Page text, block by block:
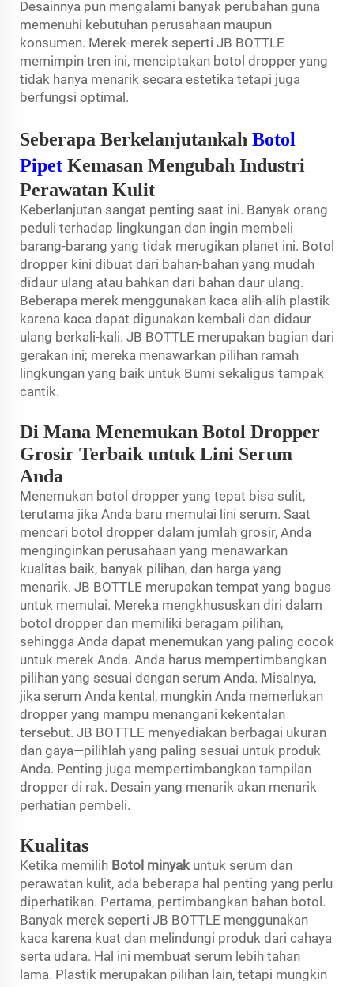
Desainnya pun mengalami banyak perubahan guna
memenuhi kebutuhan perusahaan maupun
konsumen. Merek-merek seperti JB BOTTLE
memimpin tren ini, menciptakan botol dropper yang
tidak hanya menarik secara estetika tetapi juga
berfungsi optimal.
Seberapa Berkelanjutankah Botol
Pipet Kemasan Mengubah Industri
Perawatan Kulit
Keberlanjutan sangat penting saat ini. Banyak orang
peduli terhadap lingkungan dan ingin membeli
barang-barang yang tidak merugikan planet ini. Botol
dropper kini dibuat dari bahan-bahan yang mudah
didaur ulang atau bahkan dari bahan daur ulang.
Beberapa merek menggunakan kaca alih-alih plastik
karena kaca dapat digunakan kembali dan didaur
ulang berkali-kali. JB BOTTLE merupakan bagian dari
gerakan ini; mereka menawarkan pilihan ramah
lingkungan yang baik untuk Bumi sekaligus tampak
cantik.
Di Mana Menemukan Botol Dropper
Grosir Terbaik untuk Lini Serum
Anda
Menemukan botol dropper yang tepat bisa sulit,
terutama jika Anda baru memulai lini serum. Saat
mencari botol dropper dalam jumlah grosir, Anda
menginginkan perusahaan yang menawarkan
kualitas baik, banyak pilihan, dan harga yang
menarik. JB BOTTLE merupakan tempat yang bagus
untuk memulai. Mereka mengkhususkan diri dalam
botol dropper dan memiliki beragam pilihan,
sehingga Anda dapat menemukan yang paling cocok
untuk merek Anda. Anda harus mempertimbangkan
pilihan yang sesuai dengan serum Anda. Misalnya,
jika serum Anda kental, mungkin Anda memerlukan
dropper yang mampu menangani kekentalan
tersebut. JB BOTTLE menyediakan berbagai ukuran
dan gaya—pilihlah yang paling sesuai untuk produk
Anda. Penting juga mempertimbangkan tampilan
dropper di rak. Desain yang menarik akan menarik
perhatian pembeli.
Kualitas
Ketika memilih Botol minyak untuk serum dan
perawatan kulit, ada beberapa hal penting yang perlu
diperhatikan. Pertama, pertimbangkan bahan botol.
Banyak merek seperti JB BOTTLE menggunakan
kaca karena kuat dan melindungi produk dari cahaya
serta udara. Hal ini membuat serum lebih tahan
lama. Plastik merupakan pilihan lain, tetapi mungkin